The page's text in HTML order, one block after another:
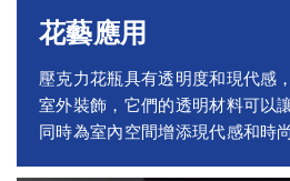
花藝應用
壓克力花瓶具有透明度和現代感
室外裝飾，它們的透明材料可以
同時為室內空間增添現代感和時尚